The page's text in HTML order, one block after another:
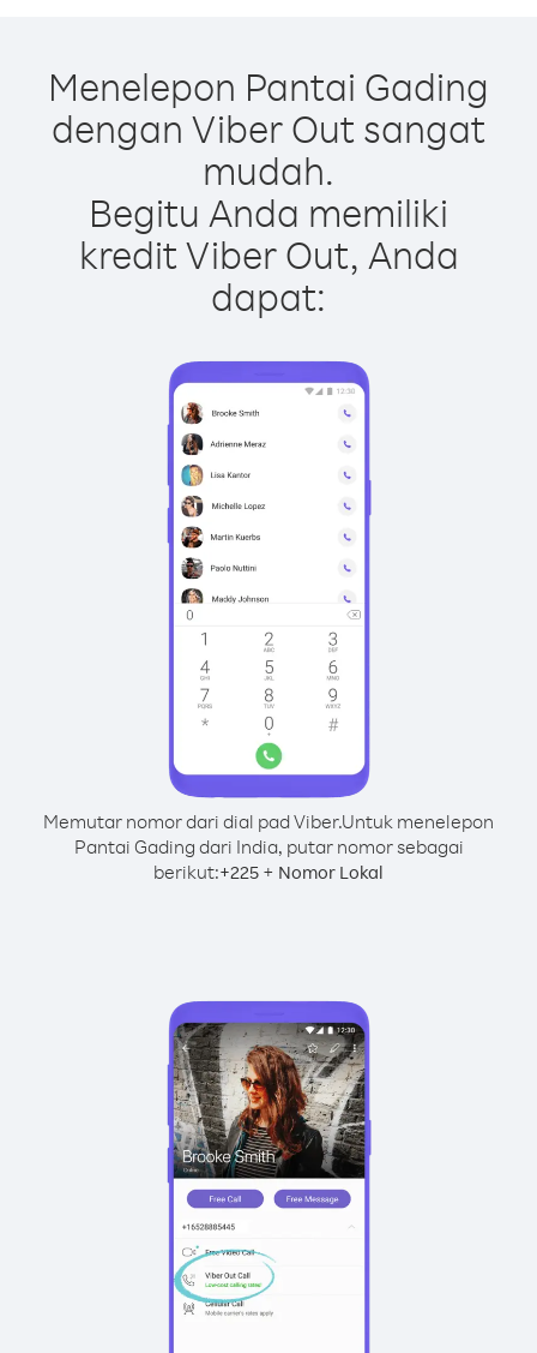
Menelepon Pantai Gading
dengan Viber Out sangat
mudah.
Begitu Anda memiliki
kredit Viber Out, Anda
dapat:
Memutar nomor dari dial pad Viber.Untuk menelepon
Pantai Gading dari India, putar nomor sebagai
berikut:+225 + Nomor Lokal